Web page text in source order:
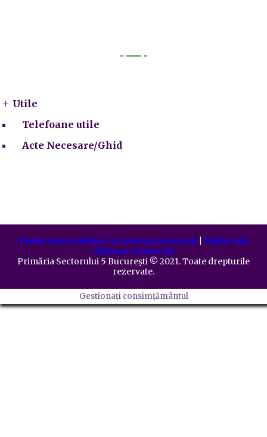
Utile
Telefoane utile
Acte Necesare/Ghid
Prelucrarea datelor cu caracter personal| Politica de
utilizare cookie-uri
Primăria Sectorului 5 București ©️ 2021. Toate drepturile
rezervate.
Gestionați consimțământul